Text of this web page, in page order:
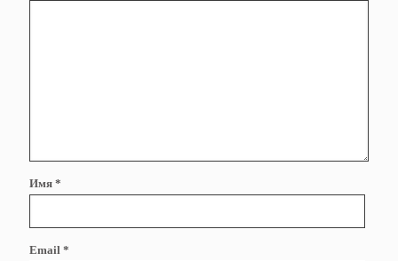
Имя *
Email *